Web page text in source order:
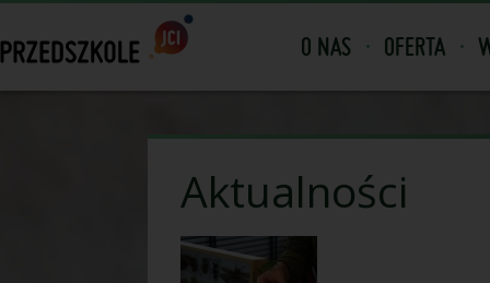
O NAS OFERTA
Aktualności